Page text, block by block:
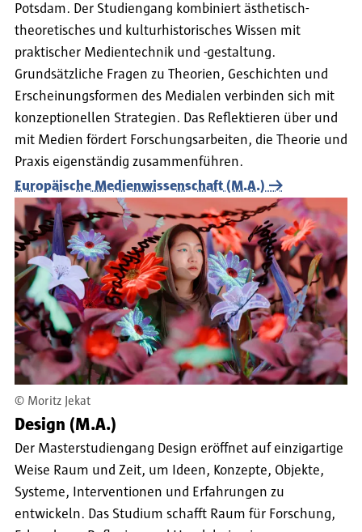
Potsdam. Der Studiengang kombiniert ästhetisch-
theoretisches und kulturhistorisches Wissen mit
praktischer Medientechnik und -gestaltung.
Grundsätzliche Fragen zu Theorien, Geschichten und
Erscheinungsformen des Medialen verbinden sich mit
konzeptionellen Strategien. Das Reflektieren über und
mit Medien fördert Forschungsarbeiten, die Theorie und
Praxis eigenständig zusammenführen.
Europäische Medienwissenschaft (M.A.)
© Moritz Jekat
Design (M.A.)
Der Masterstudiengang Design eröffnet auf einzigartige
Weise Raum und Zeit, um Ideen, Konzepte, Objekte,
Systeme, Interventionen und Erfahrungen zu
entwickeln. Das Studium schafft Raum für Forschung,